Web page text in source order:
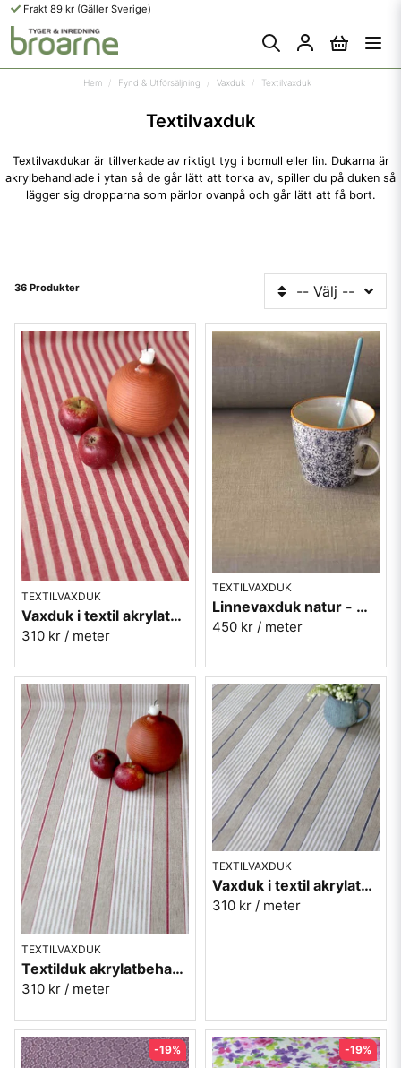
Frakt 89 kr (Gäller Sverige)
Hem Fynd & Utförsäljning Vaxduk Textilvaxduk
Textilvaxduk
Textilvaxdukar är tillverkade av riktigt tyg i bomull eller lin. Dukarna är
akrylbehandlade i ytan så de går lätt att torka av, spiller du på duken så
lägger sig dropparna som pärlor ovanpå och går lätt att få bort.
36 Produkter -- Välj --
TEXTILVAXDUK
Vaxduk i textil akrylatbehandlad - Öland röd
310 kr / meter
TEXTILVAXDUK
Linnevaxduk natur - metervara
450 kr / meter
TEXTILVAXDUK
Textilduk akrylatbehandlad - Sandhamn röd
310 kr / meter
TEXTILVAXDUK
Vaxduk i textil akrylatbehandlad - Sandhamn blå
310 kr / meter
-19% -19%